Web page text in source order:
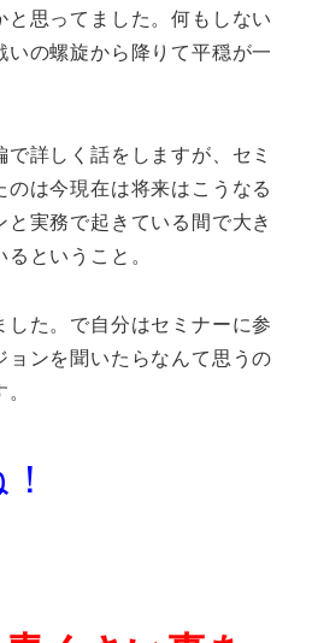
思ってました。何もしない
の螺旋から降りて平穏が一
詳しく話をしますが、セミ
は今現在は将来はこうなる
実務で起きている間で大き
ということ。
た。で自分はセミナーに参
ョンを聞いたらなんて思うの